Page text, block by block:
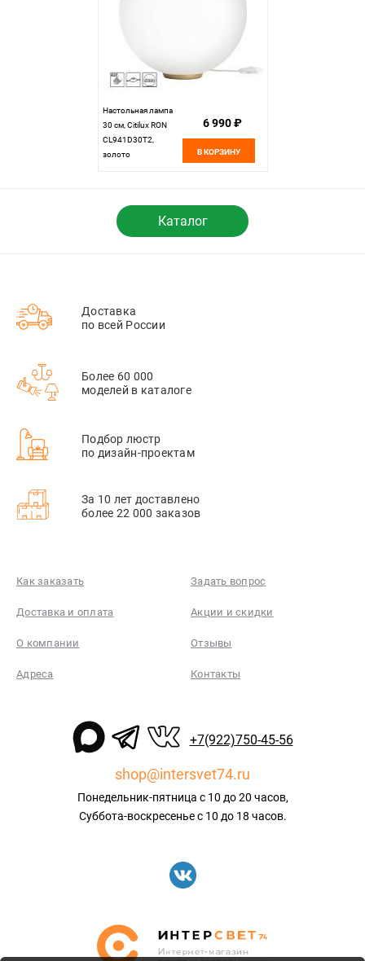
Настольная лампа
30 см, Citilux RON
CL941D30T2,
золото
6 990 ₽
В КОРЗИНУ
Каталог
Доставка
по всей России
Более 60 000
моделей в каталоге
Подбор люстр
по дизайн-проектам
За 10 лет доставлено
более 22 000 заказов
Как заказать Задать вопрос
Доставка и оплата Акции и скидки
О компании Отзывы
Адреса Контакты
+7(922)750-45-56
shop@intersvet74.ru
Понедельник-пятница с 10 до 20 часов,
Суббота-воскресенье с 10 до 18 часов.